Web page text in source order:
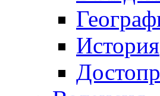
История